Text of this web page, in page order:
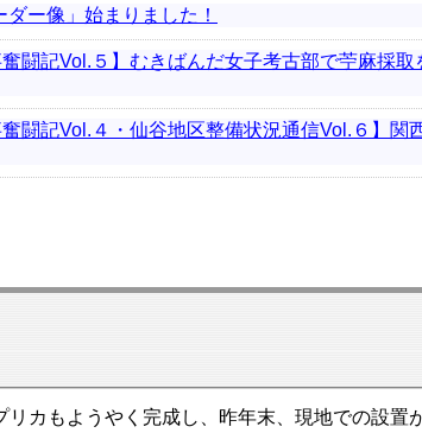
ー像」始まりました！
闘記Vol.５】むきばんだ女子考古部で苧麻採取
闘記Vol.４・仙谷地区整備状況通信Vol.６】関
カもようやく完成し、昨年末、現地での設置